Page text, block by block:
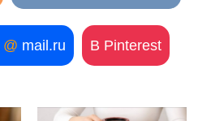
@ mail.ru В Pinterest